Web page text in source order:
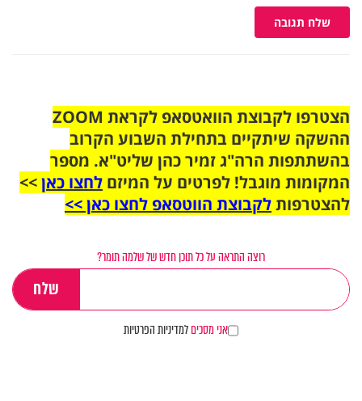
שלח תגובה
הצטרפו לקבוצת הוואטסאפ לקראת ZOOM
ההשקה שיתקיים בתחילת השבוע הקרוב
בהשתתפות הרה"ג זמיר כהן שליט"א. מספר
המקומות מוגבל! לפרטים על המיזם לחצו כאן>>
להצטרפותלקבוצת הווטסאפ לחצו כאן >>
רוצה התראה על כל תוכן חדש של שלמה תומר?
אני מסכיםלמדיניות הפרטיות